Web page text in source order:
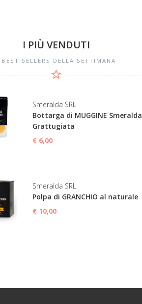
I PIÙ VENDUTI
SELLERS DELLA SETTIMANA
Smeralda SRL
Bottarga di MUGGINE Smeralda
Grattugiata
€ 6,00
Smeralda SRL
Polpa di GRANCHIO al naturale
€ 10,00